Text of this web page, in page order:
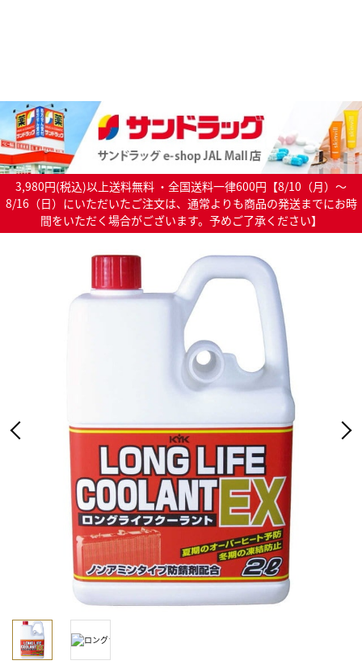
3,980円(税込)以上送料無料 ・全国送料一律600円【8/10（月）～
8/16（日）にいただいたご注文は、通常よりも商品の発送までにお時
間をいただく場合がございます。予めご了承ください】